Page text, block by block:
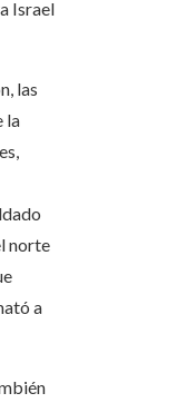
Israel
las
la
norte
a